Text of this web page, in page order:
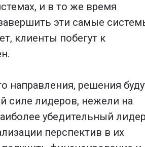
и в то же время
эти самые
клиенты побегут к
направления, решения
силе лидеров, нежели на
убедительный
перспектив в их